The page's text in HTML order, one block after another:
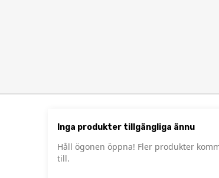
Inga produkter tillgängliga ännu
Håll ögonen öppna! Fler produkter
till.